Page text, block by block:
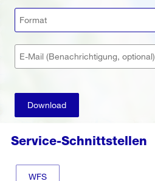
Format
E-Mail (Benachrichtigung, optional)
Download
Service-Schnittstellen
WFS